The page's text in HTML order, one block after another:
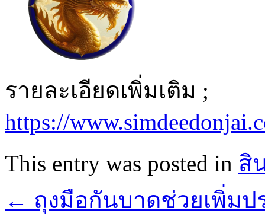
รายละเอียดเพิ่มเติม ;
https://
This entry was posted in สิ
← ถุงมือกันบาดช่วยเพิ่ม